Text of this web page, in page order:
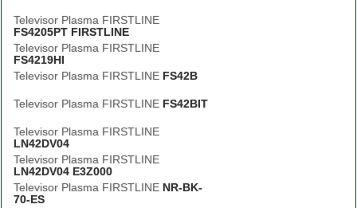
Televisor Plasma FIRSTLINE
FS4205PT FIRSTLINE
Televisor Plasma FIRSTLINE
FS4219HI
Televisor Plasma FIRSTLINE FS42B
Televisor Plasma FIRSTLINE FS42BIT
Televisor Plasma FIRSTLINE
LN42DV04
Televisor Plasma FIRSTLINE
LN42DV04 E3Z000
Televisor Plasma FIRSTLINE NR-BK-
70-ES